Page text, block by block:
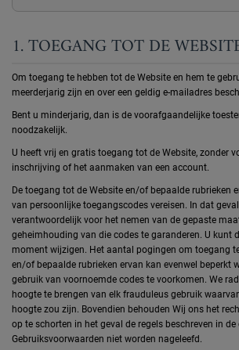
1. TOEGANG TOT DE
Om toegang te hebben tot de Website en hem te
meerderjarig zijn en over een geldig e-mailadres
Bent u minderjarig, dan is de voorafgaandelijke
noodzakelijk.
U heeft vrij en gratis toegang tot de Website, zonder
inschrijving of het aanmaken van een account.
De toegang tot de Website en/of bepaalde rubrieken
van persoonlijke toegangscodes vereisen. In dat
verantwoordelijk voor het nemen van de gepaste
geheimhouding van die codes te garanderen. U kunt
moment wijzigen. Het aantal pogingen om toegang
en/of bepaalde rubrieken ervan kan evenwel beperkt
gebruik van voornoemde codes te voorkomen. We
hoogte te brengen van elk frauduleus gebruik
hoogte zou zijn. Bovendien behouden Wij ons het
op te schorten in het geval de regels beschreven in
Gebruiksvoorwaarden niet worden nageleefd.